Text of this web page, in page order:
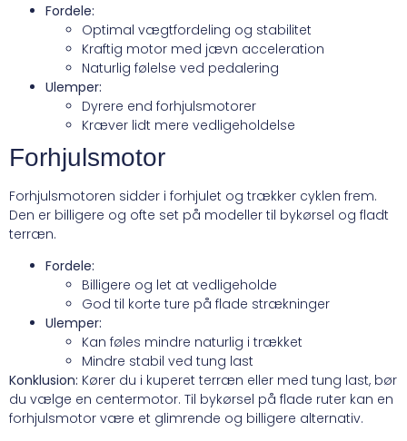
Fordele:
Optimal vægtfordeling og stabilitet
Kraftig motor med jævn acceleration
Naturlig følelse ved pedalering
Ulemper:
Dyrere end forhjulsmotorer
Kræver lidt mere vedligeholdelse
Forhjulsmotor
Forhjulsmotoren sidder i forhjulet og trækker cyklen frem.
Den er billigere og ofte set på modeller til bykørsel og fladt
terræn.
Fordele:
Billigere og let at vedligeholde
God til korte ture på flade strækninger
Ulemper:
Kan føles mindre naturlig i trækket
Mindre stabil ved tung last
Konklusion: Kører du i kuperet terræn eller med tung last, bør
du vælge en centermotor. Til bykørsel på flade ruter kan en
forhjulsmotor være et glimrende og billigere alternativ.